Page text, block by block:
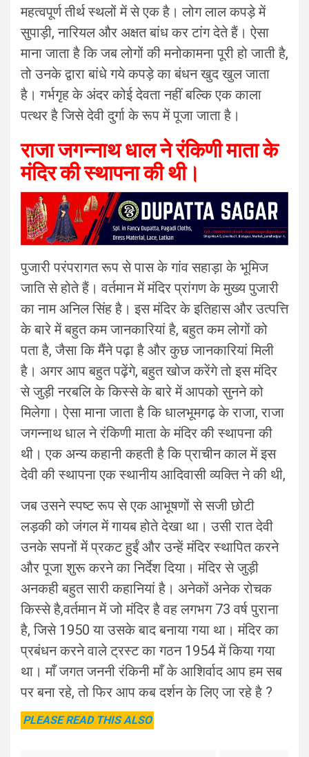
महत्वपूर्ण तीर्थ स्थलों में से एक है। लोग लाल कपड़े में
सुपाड़ी, नारियल और अक्षत बांध कर टांग देते हैं। ऐसा
माना जाता है कि जब लोगों की मनोकामना पूरी हो जाती है,
तो उनके द्वारा बांधे गये कपड़े का बंधन खुद खुल जाता
है। गर्भगृह के अंदर कोई देवता नहीं बल्कि एक काला
पत्थर है जिसे देवी दुर्गा के रूप में पूजा जाता है।
राजा जगन्नाथ धाल ने रंकिणी माता के
मंदिर की स्थापना की थी।
पुजारी परंपरागत रूप से पास के गांव सहाड़ा के भूमिज
जाति से होते हैं। वर्तमान में मंदिर प्रांगण के मुख्य पुजारी
का नाम अनिल सिंह है। इस मंदिर के इतिहास और उत्पत्ति
के बारे में बहुत कम जानकारियां है, बहुत कम लोगों को
पता है, जैसा कि मैंने पढ़ा है और कुछ जानकारियां मिली
है। अगर आप बहुत पढ़ेंगे, बहुत खोज करेंगे तो इस मंदिर
से जुड़ी नरबलि के किस्से के बारे में आपको सुनने को
मिलेगा। ऐसा माना जाता है कि धालभूमगढ़ के राजा, राजा
जगन्नाथ धाल ने रंकिणी माता के मंदिर की स्थापना की
थी। एक अन्य कहानी कहती है कि प्राचीन काल में इस
देवी की स्थापना एक स्थानीय आदिवासी व्यक्ति ने की थी,
जब उसने स्पष्ट रूप से एक आभूषणों से सजी छोटी
लड़की को जंगल में गायब होते देखा था। उसी रात देवी
उनके सपनों में प्रकट हुईं और उन्हें मंदिर स्थापित करने
और पूजा शुरू करने का निर्देश दिया। मंदिर से जुड़ी
अनकही बहुत सारी कहानियां है। अनेकों अनेक रोचक
किस्से है,वर्तमान में जो मंदिर है वह लगभग 73 वर्ष पुराना
है, जिसे 1950 या उसके बाद बनाया गया था। मंदिर का
प्रबंधन करने वाले ट्रस्ट का गठन 1954 में किया गया
था। माँ जगत जननी रंकिनी माँ के आशिर्वाद आप हम सब
पर बना रहे, तो फिर आप कब दर्शन के लिए जा रहे है ?
PLEASE READ THIS ALSO